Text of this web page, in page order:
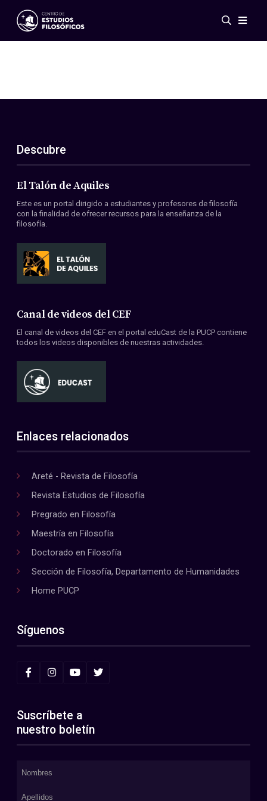
Eventos
ES
EN
Acerca de nosotros
Miembros
Convenios
Descubre
El Talón de Aquiles
Este es un portal dirigido a estudiantes y profesores de filosofía
con la finalidad de ofrecer recursos para la enseñanza de la
filosofía.
Canal de videos del CEF
El canal de videos del CEF en el portal eduCast de la PUCP contiene
todos los videos disponibles de nuestras actividades.
Enlaces relacionados
Areté - Revista de Filosofía
Revista Estudios de Filosofía
Pregrado en Filosofía
Maestría en Filosofía
Doctorado en Filosofía
Sección de Filosofía, Departamento de Humanidades
Home PUCP
Síguenos
Suscríbete a
nuestro boletín